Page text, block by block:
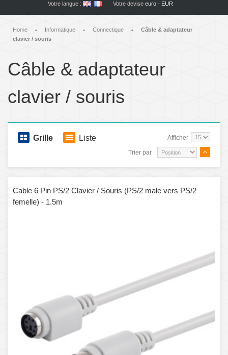
Votre langue : Votre devise euro - EUR
Home • Informatique • Connectique •
Câble & adaptateur
clavier / souris
Câble & adaptateur
clavier / souris
Grille Liste Afficher
Trier par
Cable 6 Pin PS/2 Clavier / Souris (PS/2 male vers PS/2
femelle) - 1.5m